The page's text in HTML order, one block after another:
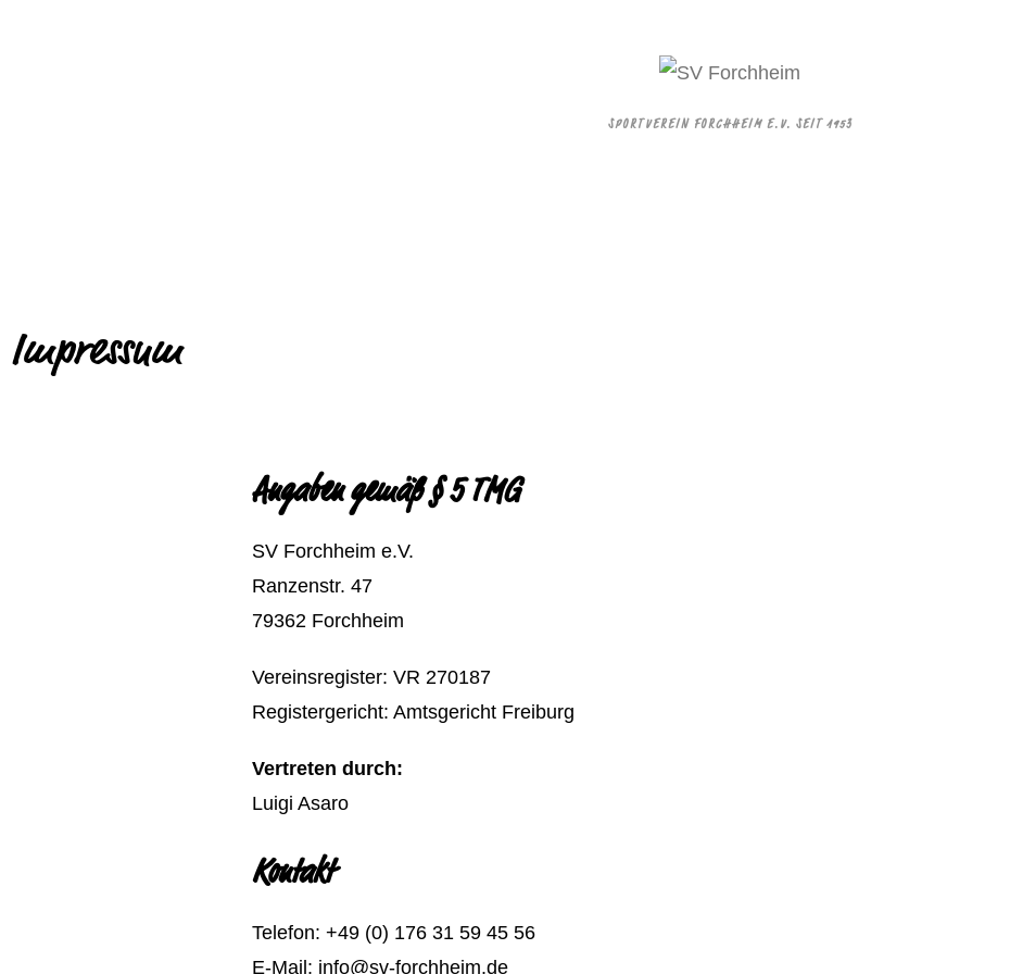
SPORTVEREIN FORCHHEIM E.V. SEIT 1953
Impressum
Angaben gemäß § 5 TMG
SV Forchheim e.V.
Ranzenstr. 47
79362 Forchheim
Vereinsregister: VR 270187
Registergericht: Amtsgericht Freiburg
Vertreten durch:
Luigi Asaro
Kontakt
Telefon: +49 (0) 176 31 59 45 56
E-Mail: info@sv-forchheim.de